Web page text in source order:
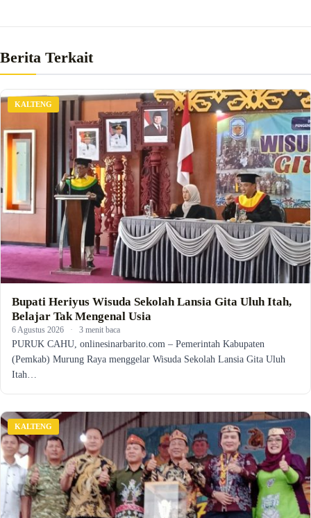
Berita Terkait
KALTENG
Bupati Heriyus Wisuda Sekolah Lansia Gita Uluh Itah,
Belajar Tak Mengenal Usia
6 Agustus 2026 · 3 menit baca
PURUK CAHU, onlinesinarbarito.com – Pemerintah Kabupaten
(Pemkab) Murung Raya menggelar Wisuda Sekolah Lansia Gita Uluh
Itah…
KALTENG